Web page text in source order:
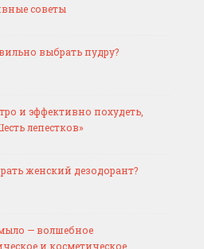
советы
выбрать пудру?
и эффективно похудеть,
лепестков»
женский дезодорант?
— волшебное
и косметическое